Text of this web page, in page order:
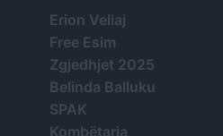
Erion Veliaj
Free Esim
Zgjedhjet 2025
Belinda Balluku
SPAK
Kombëtarja